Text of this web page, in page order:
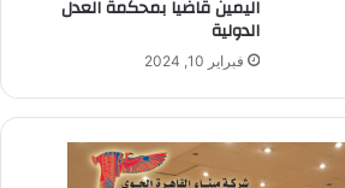
اليمين قاضيا بمحكمة العدل
الدولية
فبراير 10, 2024